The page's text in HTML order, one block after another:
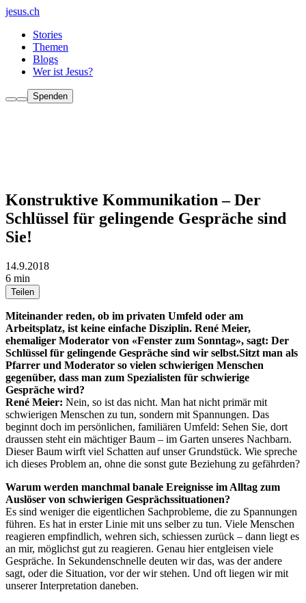
jesus.ch
Stories
Themen
Blogs
Wer ist Jesus?
Spenden
Konstruktive Kommunikation – Der
Schlüssel für gelingende Gespräche sind
Sie!
14.9.2018
6 min
Teilen
Miteinander reden, ob im privaten Umfeld oder am
Arbeitsplatz, ist keine einfache Disziplin. René Meier,
ehemaliger Moderator von «Fenster zum Sonntag», sagt: Der
Schlüssel für gelingende Gespräche sind wir selbst.Sitzt man als
Pfarrer und Moderator so vielen schwierigen Menschen
gegenüber, dass man zum Spezialisten für schwierige
Gespräche wird?
René Meier: Nein, so ist das nicht. Man hat nicht primär mit
schwierigen Menschen zu tun, sondern mit Spannungen. Das
beginnt doch im persönlichen, familiären Umfeld: Sehen Sie, dort
draussen steht ein mächtiger Baum – im Garten unseres Nachbarn.
Dieser Baum wirft viel Schatten auf unser Grundstück. Wie spreche
ich dieses Problem an, ohne die sonst gute Beziehung zu gefährden?
Warum werden manchmal banale Ereignisse im Alltag zum
Auslöser von schwierigen Gesprächssituationen?
Es sind weniger die eigentlichen Sachprobleme, die zu Spannungen
führen. Es hat in erster Linie mit uns selber zu tun. Viele Menschen
reagieren empfindlich, wehren sich, schiessen zurück – dann liegt es
an mir, möglichst gut zu reagieren. Genau hier entgleisen viele
Gespräche. In Sekundenschnelle deuten wir das, was der andere
sagt, oder die Situation, vor der wir stehen. Und oft liegen wir mit
unserer Interpretation daneben.